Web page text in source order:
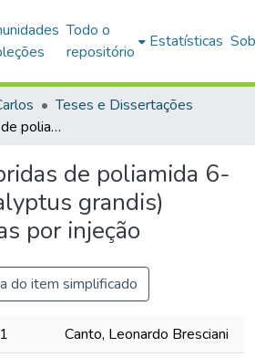
Todo o
repositório
Estatísticas
Teses e Dissertações
Estruturas híbridas de poliamida 6-madeira (eucalyptus grandis) sobremoldadas por injeção
de poliamida 6-
grandis)
por injeção
do item simplificado
Canto, Leonardo Bresciani